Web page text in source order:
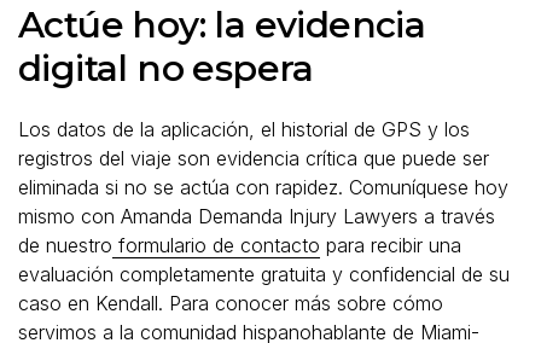
Actúe hoy: la evidencia
digital no espera
Los datos de la aplicación, el historial de GPS y los
registros del viaje son evidencia crítica que puede ser
eliminada si no se actúa con rapidez. Comuníquese hoy
mismo con Amanda Demanda Injury Lawyers a través
de nuestro formulario de contacto para recibir una
evaluación completamente gratuita y confidencial de su
caso en Kendall. Para conocer más sobre cómo
servimos a la comunidad hispanohablante de Miami-